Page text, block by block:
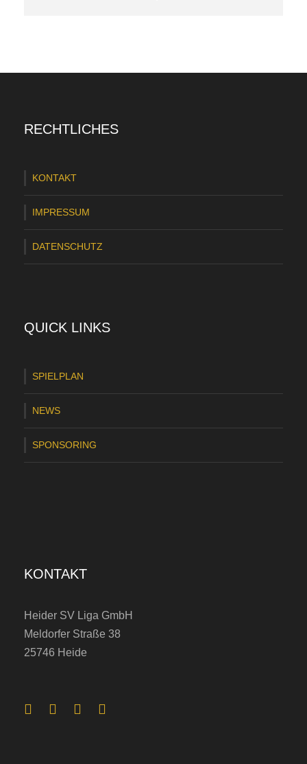
RECHTLICHES
KONTAKT
IMPRESSUM
DATENSCHUTZ
QUICK LINKS
SPIELPLAN
NEWS
SPONSORING
KONTAKT
Heider SV Liga GmbH
Meldorfer Straße 38
25746 Heide